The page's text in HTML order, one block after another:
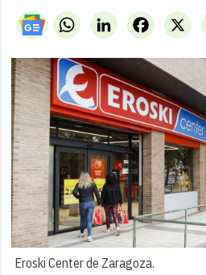
WhatsAppLinkedIn X
Facebook
Eroski Center de Zaragoza.